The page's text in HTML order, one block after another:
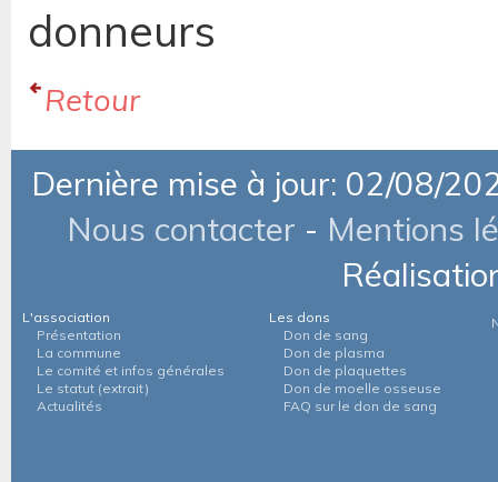
donneurs
Retour
Dernière mise à jour: 02/08/
Nous contacter - Mentions
L'association
Présentation
La commune
Le comité et infos générales
Le statut (extrait)
Actualités
Les dons
Don de sang
Don de plasma
Don de plaquettes
Don de moelle osseuse
FAQ sur le don de sang